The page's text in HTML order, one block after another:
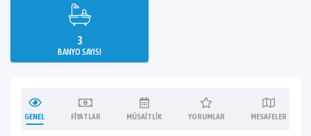
3
BANYO SAYISI
GENEL FIYATLAR MÜSAITLIK YORUMLAR MESAFELER